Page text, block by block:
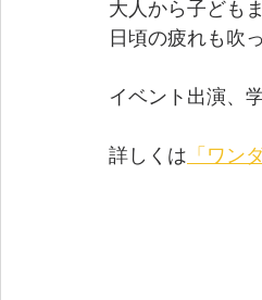
大人から子ども
日頃の疲れも吹
イベント出演、
詳しくは 「ワン